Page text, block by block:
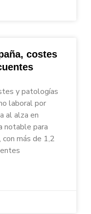
costes
y patologías
laboral por
al alza en
notable para
con más de 1,2